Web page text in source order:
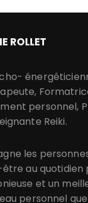
ROLLET
personnel,
Reiki.
les
au quotidien
et un
personnel